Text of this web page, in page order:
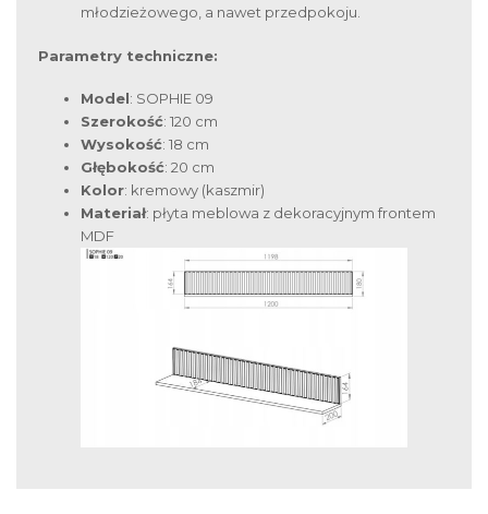
młodzieżowego, a nawet przedpokoju.
Parametry techniczne:
Model: SOPHIE 09
Szerokość: 120 cm
Wysokość: 18 cm
Głębokość: 20 cm
Kolor: kremowy (kaszmir)
Materiał: płyta meblowa z dekoracyjnym frontem
MDF